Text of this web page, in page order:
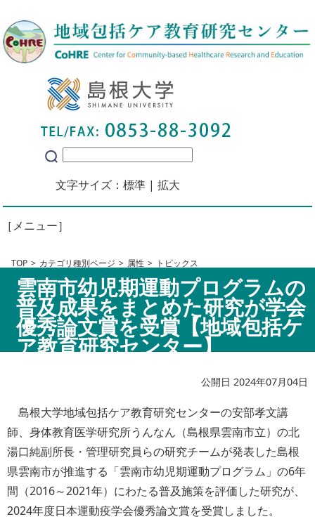
文字サイズ：標準 |拡大
［メニュー］
TOP カテゴリ種別ページ 属性 トピックス
雲南市幼児期運動プログラムの
普及成果をまとめた研究が学会
優秀論文賞を受賞【地域包括ケ
ア教育研究センター】
公開日 2024年07月04日
島根大学地域包括ケア教育研究センターの安部孝文講
師、身体教育医学研究所うんなん（島根県雲南市立）の北
湯口純副所長・管理研究員らの研究チームが発表した島根
県雲南市が推進する「雲南市幼児期運動プログラム」の6年
間（2016～2021年）にわたる普及施策を評価した研究が、
2024年度日本運動疫学会優秀論文賞を受賞しました。